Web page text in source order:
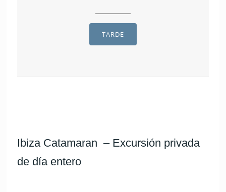
TARDE
Ibiza Catamaran – Excursión privada
de día entero